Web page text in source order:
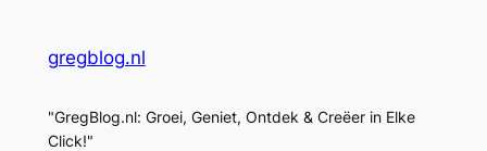
gregblog.nl
"GregBlog.nl: Groei, Geniet, Ontdek & Creëer in Elke
Click!"